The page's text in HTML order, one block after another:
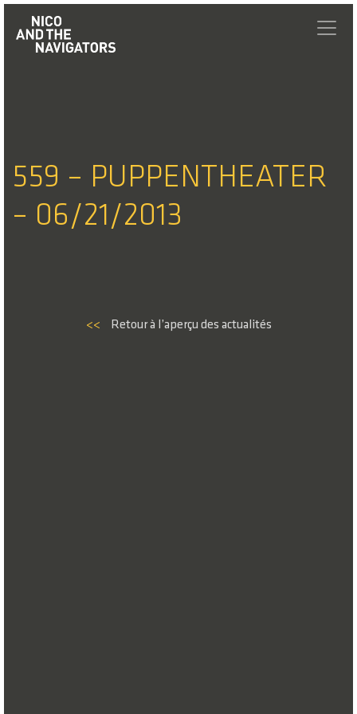
559 – PUPPENTHEATER
– 06/21/2013
<< Retour à l’aperçu des actualités